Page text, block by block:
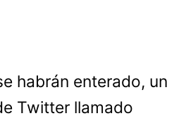
habrán enterado, un
Twitter llamado